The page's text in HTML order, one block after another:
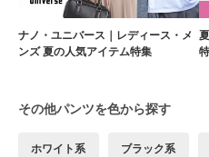
ナノ・ユニバース｜レディース・メ
ンズ 夏の人気アイテム特集
その他パンツを色から探す
ホワイト系 ブラック系